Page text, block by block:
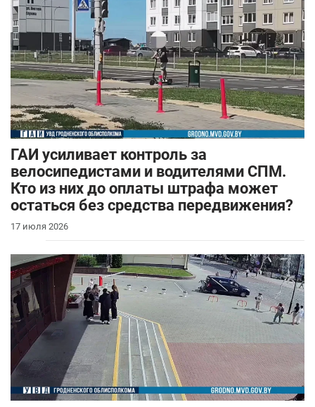
ГАИ усиливает контроль за
велосипедистами и водителями СПМ.
Кто из них до оплаты штрафа может
остаться без средства передвижения?
17 июля 2026